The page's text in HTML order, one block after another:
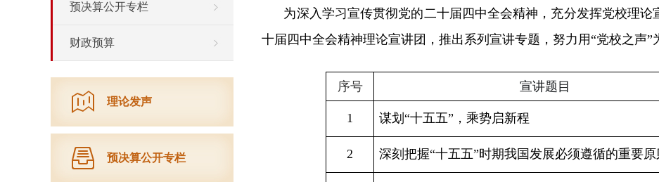
预决算公开专栏
财政预算
理论发声
预决算公开专栏
为深入学习宣传贯彻党的二十届四中全会精神，充分发挥党校理
十届四中全会精神理论宣讲团，推出系列宣讲专题，努力用“党校之声”
序号 宣讲题目
1 谋划“十五五”，乘势启新程
2 深刻把握“十五五”时期我国发展必须遵循的重要原